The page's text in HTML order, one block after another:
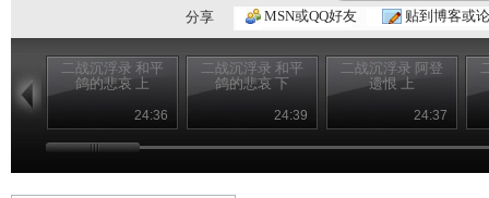
分享
MSN或QQ好友 贴到博客或
二战沉浮录 和平
鸽的悲哀 上
24:36
二战沉浮录 和平
鸽的悲哀 下
24:39
二战沉浮录 阿登
遗恨 上
24:37